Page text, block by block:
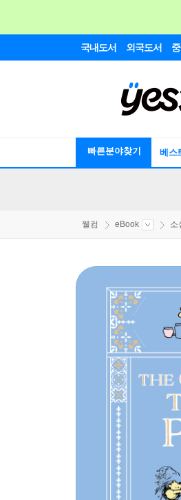
국내도서 외국도서
빠른분야찾기 베스
웰컴 eBook 소